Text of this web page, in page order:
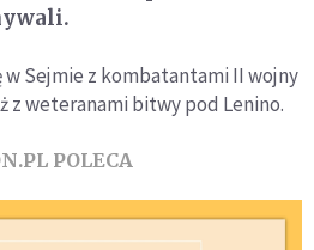
w Sejmie z kombatantami II wojny
z weteranami bitwy pod Lenino.
POLECA